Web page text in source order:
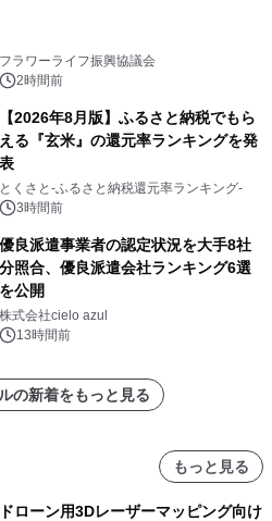
フラワーライフ振興協議会
2時間前
【2026年8月版】ふるさと納税でもら
える『玄米』の還元率ランキングを発
表
とくさと-ふるさと納税還元率ランキング-
3時間前
優良派遣事業者の認定状況を大手8社
分照合、優良派遣会社ランキング6選
を公開
株式会社cielo azul
13時間前
の新着をもっと見る
もっと見る
ドローン用3Dレーザーマッピング向け